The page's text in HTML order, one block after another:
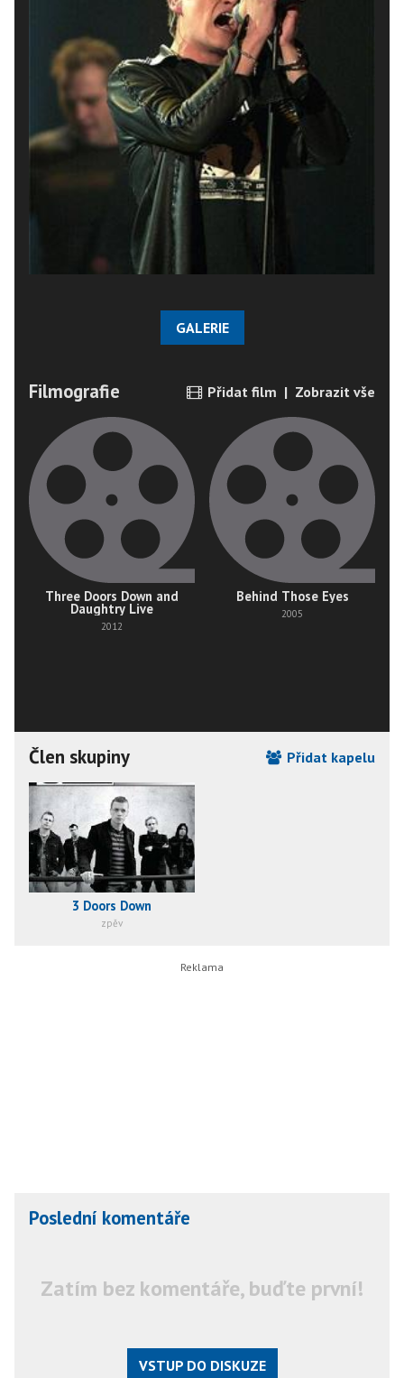
GALERIE
Filmografie Přidat film | Zobrazit vše
Three Doors Down and
Daughtry Live
2012
Behind Those Eyes
2005
Člen skupiny Přidat kapelu
3 Doors Down
zpěv
Poslední komentáře
Zatím bez komentáře, buďte první!
VSTUP DO DISKUZE